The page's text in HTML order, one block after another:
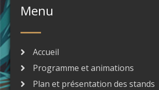
Menu
Accueil
Programme et animations
Plan et présentation des stands